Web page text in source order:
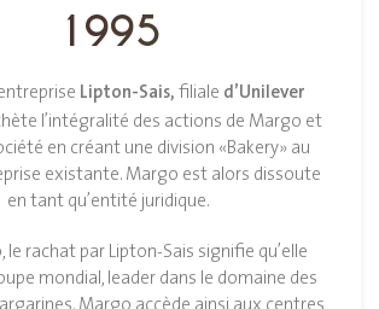
1995
Lipton-Sais, filiale d’Unilever
l’intégralité des actions de Margo et
en créant une division «Bakery» au
existante. Margo est alors dissoute
en tant qu’entité juridique.
le rachat par Lipton-Sais signifie qu’elle
mondial, leader dans le domaine des